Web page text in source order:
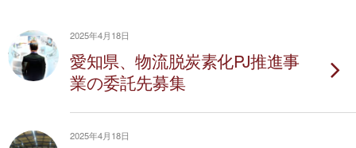
2025年4月18日
愛知県、物流脱炭素化PJ推進事
業の委託先募集
2025年4月18日